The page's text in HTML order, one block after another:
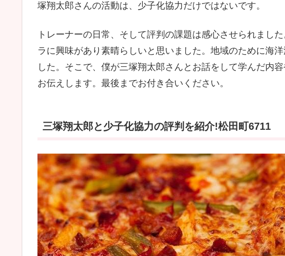
塚翔太郎さんの活動は、少子化協力だけではないです。
トレーナーの日常、そして評判の課題は感心させられまし
ラに興味があり素晴らしいと思いました。地域のために海
した。そこで、僕が三塚翔太郎さんとお話をして学んだ内
お伝えします。最後までお付き合いください。
三塚翔太郎と少子化協力の評判を紹介!松田町6711